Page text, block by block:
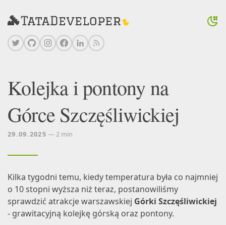
Kolejka i pontony na
Górce Szczęśliwickiej
29.09.2025 — 2 min
Kilka tygodni temu, kiedy temperatura była co najmniej
o 10 stopni wyższa niż teraz, postanowiliśmy
sprawdzić atrakcje warszawskiej Górki Szczęśliwickiej
- grawitacyjną kolejkę górską oraz pontony.